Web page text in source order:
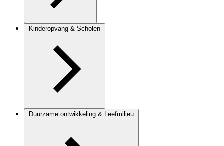
Kinderopvang & Scholen
Duurzame ontwikkeling & Leefmilieu